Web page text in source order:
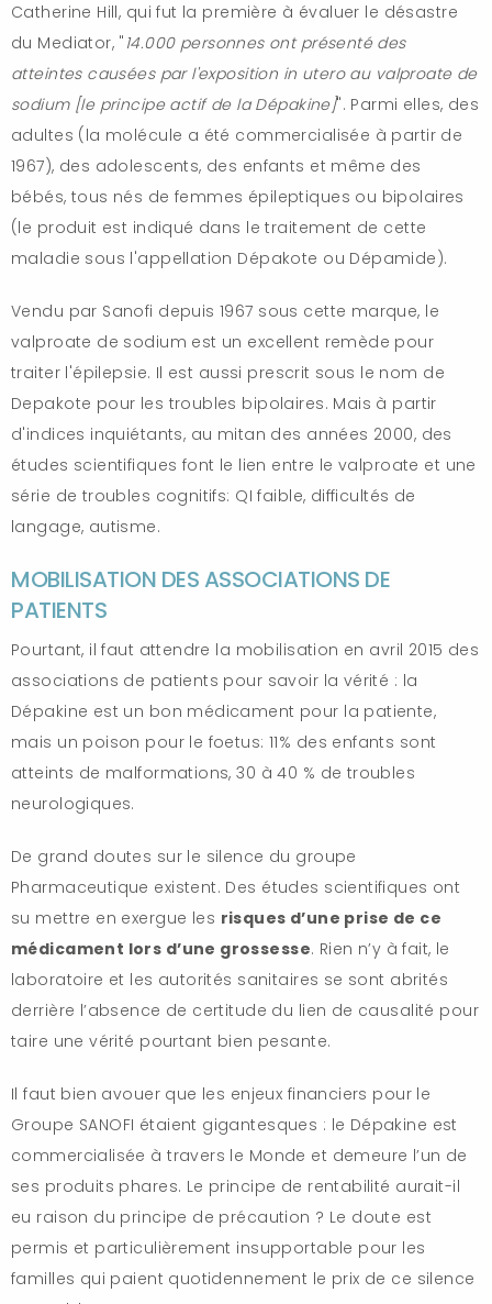
Catherine Hill, qui fut la première à évaluer le désastre
du Mediator, " 14.000 personnes ont présenté des
atteintes causées par l'exposition in utero au valproate de
sodium [le principe actif de la Dépakine]". Parmi elles, des
adultes (la molécule a été commercialisée à partir de
1967), des adolescents, des enfants et même des
bébés, tous nés de femmes épileptiques ou bipolaires
(le produit est indiqué dans le traitement de cette
maladie sous l'appellation Dépakote ou Dépamide).
Vendu par Sanofi depuis 1967 sous cette marque, le
valproate de sodium est un excellent remède pour
traiter l'épilepsie. Il est aussi prescrit sous le nom de
Depakote pour les troubles bipolaires. Mais à partir
d'indices inquiétants, au mitan des années 2000, des
études scientifiques font le lien entre le valproate et une
série de troubles cognitifs: QI faible, difficultés de
langage, autisme.
MOBILISATION DES ASSOCIATIONS DE
PATIENTS
Pourtant, il faut attendre la mobilisation en avril 2015 des
associations de patients pour savoir la vérité : la
Dépakine est un bon médicament pour la patiente,
mais un poison pour le foetus: 11% des enfants sont
atteints de malformations, 30 à 40 % de troubles
neurologiques.
De grand doutes sur le silence du groupe
Pharmaceutique existent. Des études scientifiques ont
su mettre en exergue les risques d’une prise de ce
médicament lors d’une grossesse. Rien n’y à fait, le
laboratoire et les autorités sanitaires se sont abrités
derrière l’absence de certitude du lien de causalité pour
taire une vérité pourtant bien pesante.
Il faut bien avouer que les enjeux financiers pour le
Groupe SANOFI étaient gigantesques : le Dépakine est
commercialisée à travers le Monde et demeure l’un de
ses produits phares. Le principe de rentabilité aurait-il
eu raison du principe de précaution ? Le doute est
permis et particulièrement insupportable pour les
familles qui paient quotidennement le prix de ce silence